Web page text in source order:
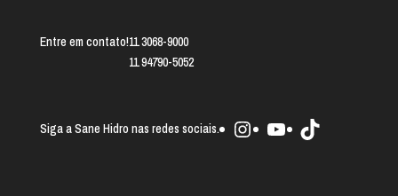
Entre em contato!11 3068-9000
11 94790-5052
Siga a Sane Hidro nas redes sociais. Instagram
YoutubeTikTok